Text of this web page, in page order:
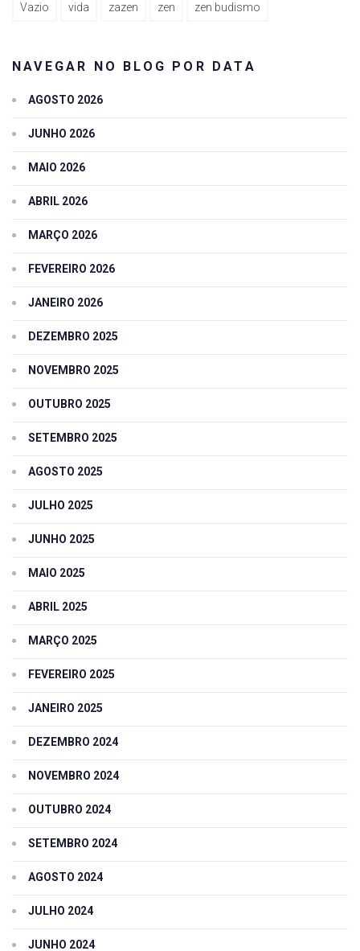
Vazio vida zazen zen zen budismo
NAVEGAR NO BLOG POR DATA
AGOSTO 2026
JUNHO 2026
MAIO 2026
ABRIL 2026
MARÇO 2026
FEVEREIRO 2026
JANEIRO 2026
DEZEMBRO 2025
NOVEMBRO 2025
OUTUBRO 2025
SETEMBRO 2025
AGOSTO 2025
JULHO 2025
JUNHO 2025
MAIO 2025
ABRIL 2025
MARÇO 2025
FEVEREIRO 2025
JANEIRO 2025
DEZEMBRO 2024
NOVEMBRO 2024
OUTUBRO 2024
SETEMBRO 2024
AGOSTO 2024
JULHO 2024
JUNHO 2024